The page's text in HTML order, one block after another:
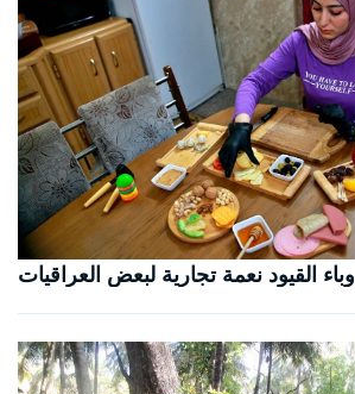
وباء القيود نعمة تجارية لبعض العراقيات